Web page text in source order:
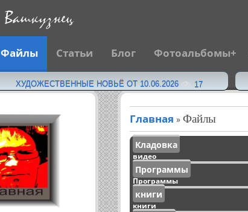
Файлы Статьи Блог Фотоальбомы
ХУДОЖЕСТВЕННЫЕ НОВЬЁ ОТ 10.06.2026 17 ·
Главная » Файлы
Кладовка
видео
Программы
Программы
книги
книги